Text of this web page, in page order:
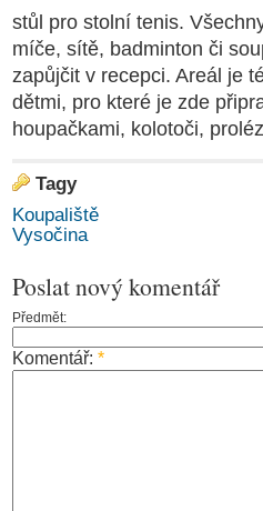
stůl pro stolní tenis.
míče, sítě, badminton či
zapůjčit v recepci. Areál je
dětmi, pro které je zde
houpačkami, kolotoči,
Tagy
Koupaliště
Vysočina
Poslat nový komentář
Předmět:
Komentář: *